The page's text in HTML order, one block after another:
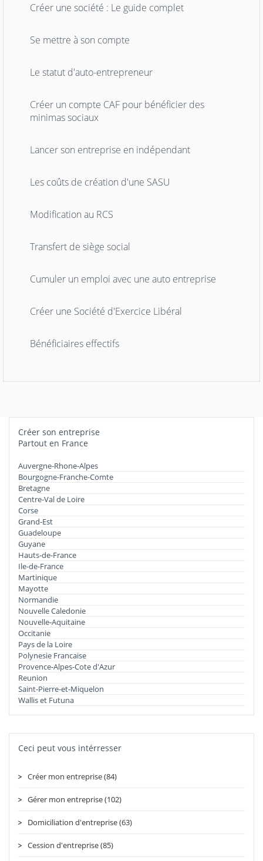
Créer une société : Le guide complet
Se mettre à son compte
Le statut d'auto-entrepreneur
Créer un compte CAF pour bénéficier des
minimas sociaux
Lancer son entreprise en indépendant
Les coûts de création d'une SASU
Modification au RCS
Transfert de siège social
Cumuler un emploi avec une auto entreprise
Créer une Société d'Exercice Libéral
Bénéficiaires effectifs
Créer son entreprise
Partout en France
Auvergne-Rhone-Alpes
Bourgogne-Franche-Comte
Bretagne
Centre-Val de Loire
Corse
Grand-Est
Guadeloupe
Guyane
Hauts-de-France
Ile-de-France
Martinique
Mayotte
Normandie
Nouvelle Caledonie
Nouvelle-Aquitaine
Occitanie
Pays de la Loire
Polynesie Francaise
Provence-Alpes-Cote d'Azur
Reunion
Saint-Pierre-et-Miquelon
Wallis et Futuna
Ceci peut vous intérresser
Créer mon entreprise (84)
Gérer mon entreprise (102)
Domiciliation d'entreprise (63)
Cession d'entreprise (85)